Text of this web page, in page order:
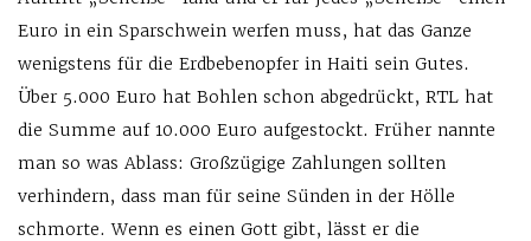
Euro in ein Sparschwein werfen muss, hat das Ganze
wenigstens für die Erdbebenopfer in Haiti sein Gutes.
Über 5.000 Euro hat Bohlen schon abgedrückt, RTL hat
die Summe auf 10.000 Euro aufgestockt. Früher nannte
man so was Ablass: Großzügige Zahlungen sollten
verhindern, dass man für seine Sünden in der Hölle
schmorte. Wenn es einen Gott gibt, lässt er die